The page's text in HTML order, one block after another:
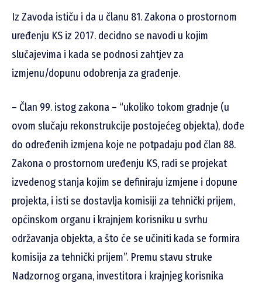
Iz Zavoda ističu i da u članu 81. Zakona o prostornom
uređenju KS iz 2017. decidno se navodi u kojim
slučajevima i kada se podnosi zahtjev za
izmjenu/dopunu odobrenja za građenje.
– Član 99. istog zakona – “ukoliko tokom gradnje (u
ovom slučaju rekonstrukcije postojećeg objekta), dođe
do određenih izmjena koje ne potpadaju pod član 88.
Zakona o prostornom uređenju KS, radi se projekat
izvedenog stanja kojim se definiraju izmjene i dopune
projekta, i isti se dostavlja komisiji za tehnički prijem,
općinskom organu i krajnjem korisniku u svrhu
održavanja objekta, a što će se učiniti kada se formira
komisija za tehnički prijem”. Premu stavu struke
Nadzornog organa, investitora i krajnjeg korisnika